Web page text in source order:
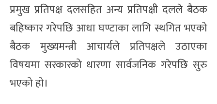
प्रमुख प्रतिपक्ष दलसहित अन्य प्रतिपक्षी दलले बैठक
बहिष्कार गरेपछि आधा घण्टाका लागि स्थगित भएको
बैठक मुख्यमन्त्री आचार्यले प्रतिपक्षले उठाएका
विषयमा सरकारको धारणा सार्वजनिक गरेपछि सुरु
भएको हो।